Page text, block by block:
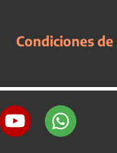
Condiciones de